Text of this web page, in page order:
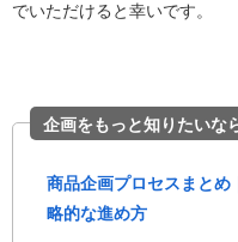
でいただけると幸いです。
企画をもっと知りたいな
商品企画プロセスまと
略的な進め方